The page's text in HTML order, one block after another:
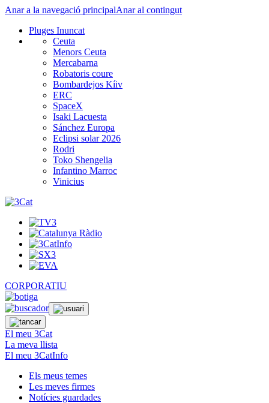
Anar a la navegació principalAnar al contingut
Pluges Inuncat
Ceuta
Menors Ceuta
Mercabarna
Robatoris coure
Bombardejos Kíiv
ERC
SpaceX
Isaki Lacuesta
Sánchez Europa
Eclipsi solar 2026
Rodri
Toko Shengelia
Infantino Marroc
Vinicius
CORPORATIU
El meu 3Cat
La meva llista
El meu 3CatInfo
Els meus temes
Les meves firmes
Notícies guardades